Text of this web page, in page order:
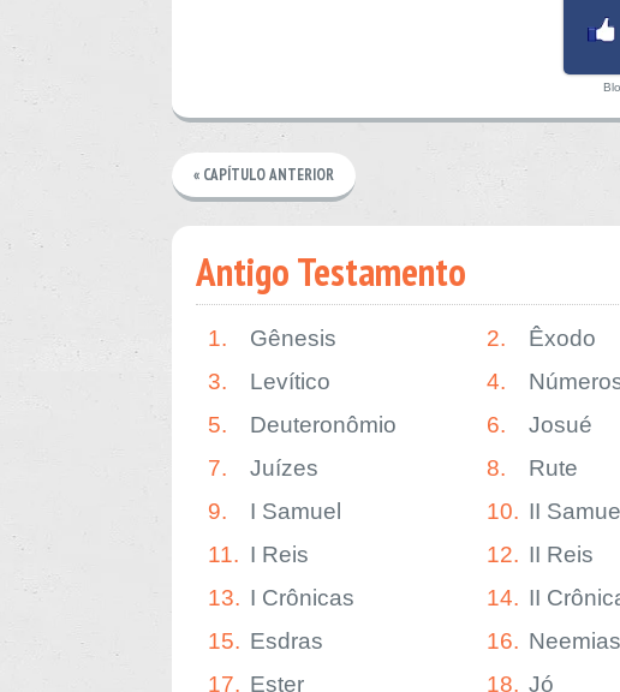
« CAPÍTULO ANTERIOR
Antigo Testamento
1. Gênesis 2.
Êxodo
3.
Levítico 4.
5.
Deuteronômio 6.
Josué
7.
Juízes 8.
Rute
9.
I Samuel 10. II Samuel
11. I Reis 12. II Reis
13. I Crônicas 14. II
15. Esdras 16. Neemias
17. Ester 18. Jó